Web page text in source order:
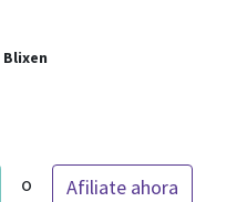
Blixen
o Afiliate ahora